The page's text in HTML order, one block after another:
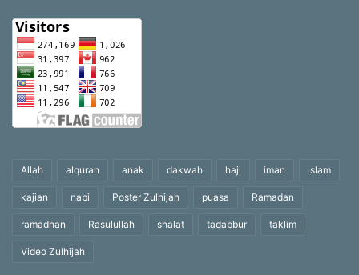
Allah alquran anak dakwah haji iman islam
kajian nabi Poster Zulhijah puasa Ramadan
ramadhan Rasulullah shalat tadabbur taklim
Video Zulhijah